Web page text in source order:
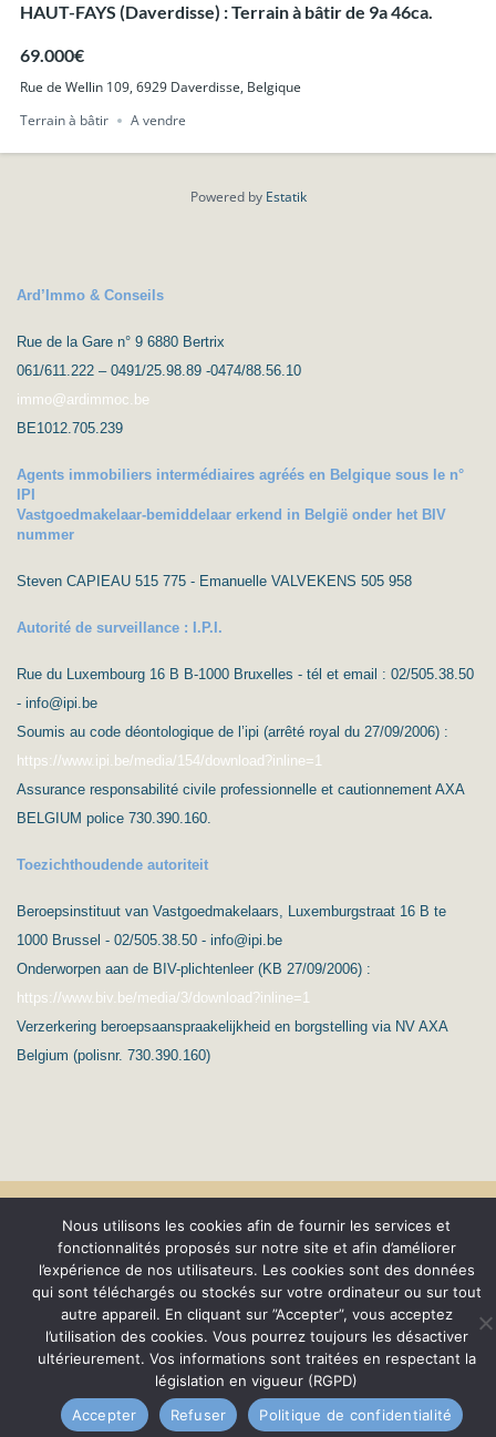
HAUT-FAYS (Daverdisse) : Terrain à bâtir de 9a 46ca.
69.000€
Rue de Wellin 109, 6929 Daverdisse, Belgique
Terrain à bâtir
A vendre
Powered by Estatik
Ard’Immo & Conseils
Rue de la Gare n° 9 6880 Bertrix
061/611.222 – 0491/25.98.89 -0474/88.56.10
immo@ardimmoc.be
BE1012.705.239
Agents immobiliers intermédiaires agréés en Belgique sous le n°
IPI
Vastgoedmakelaar-bemiddelaar erkend in België onder het BIV
nummer
Steven CAPIEAU 515 775 - Emanuelle VALVEKENS 505 958
Autorité de surveillance : I.P.I.
Rue du Luxembourg 16 B B-1000 Bruxelles - tél et email : 02/505.38.50
- info@ipi.be
Soumis au code déontologique de l’ipi (arrêté royal du 27/09/2006) :
https://www.ipi.be/media/154/download?inline=1
Assurance responsabilité civile professionnelle et cautionnement AXA
BELGIUM police 730.390.160.
Toezichthoudende autoriteit
Beroepsinstituut van Vastgoedmakelaars, Luxemburgstraat 16 B te
1000 Brussel - 02/505.38.50 - info@ipi.be
Onderworpen aan de BIV-plichtenleer (KB 27/09/2006) :
https://www.biv.be/media/3/download?inline=1
Verzerkering beroepsaanspraakelijkheid en borgstelling via NV AXA
Belgium (polisnr. 730.390.160)
Protection de la vie privée – RGPD Nederlands
Conditions générales
Nous utilisons les cookies afin de fournir les services et
fonctionnalités proposés sur notre site et afin d’améliorer
l’expérience de nos utilisateurs. Les cookies sont des données
qui sont téléchargés ou stockés sur votre ordinateur ou sur tout
autre appareil. En cliquant sur ”Accepter”, vous acceptez
l’utilisation des cookies. Vous pourrez toujours les désactiver
ultérieurement. Vos informations sont traitées en respectant la
législation en vigueur (RGPD)
Accepter
Refuser Politique de confidentialité